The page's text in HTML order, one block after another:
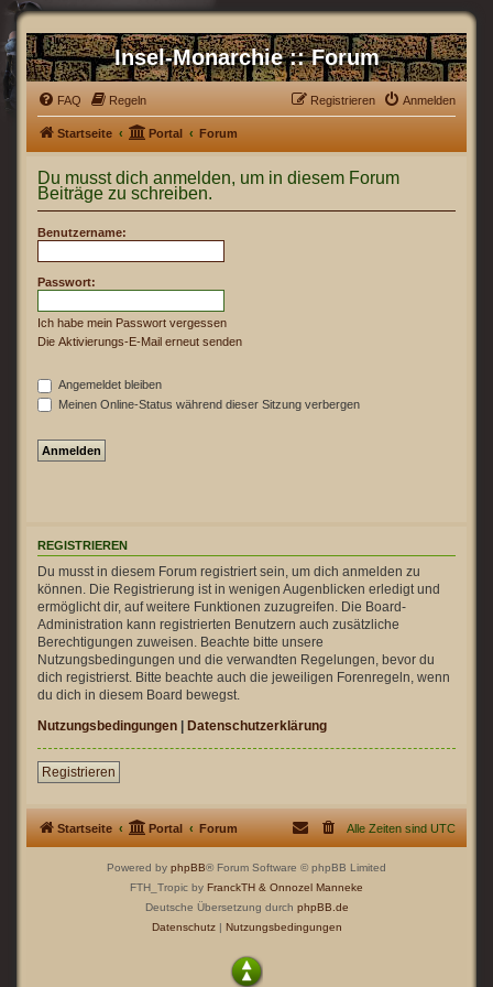
Insel-Monarchie :: Forum
FAQ Regeln Anmelden
Registrieren
Startseite Portal Forum
Du musst dich anmelden, um in diesem Forum
Beiträge zu schreiben.
Benutzername:
Passwort:
Ich habe mein Passwort vergessen
Die Aktivierungs-E-Mail erneut senden
Angemeldet bleiben
Meinen Online-Status während dieser Sitzung verbergen
REGISTRIEREN
Du musst in diesem Forum registriert sein, um dich anmelden zu
können. Die Registrierung ist in wenigen Augenblicken erledigt und
ermöglicht dir, auf weitere Funktionen zuzugreifen. Die Board-
Administration kann registrierten Benutzern auch zusätzliche
Berechtigungen zuweisen. Beachte bitte unsere
Nutzungsbedingungen und die verwandten Regelungen, bevor du
dich registrierst. Bitte beachte auch die jeweiligen Forenregeln, wenn
du dich in diesem Board bewegst.
Nutzungsbedingungen | Datenschutzerklärung
Registrieren
Startseite Portal Forum Alle Zeiten sind UTC
Powered by phpBB® Forum Software © phpBB Limited
FTH_Tropic by FranckTH & Onnozel Manneke
Deutsche Übersetzung durch phpBB.de
Datenschutz| Nutzungsbedingungen